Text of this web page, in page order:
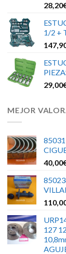
28,20
1/2 +
29,00
MEJOR
40,00
127